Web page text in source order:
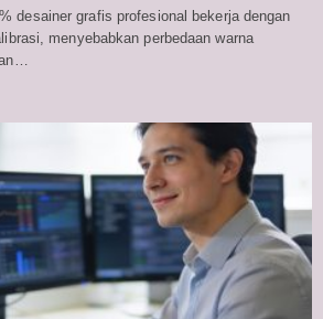
desainer grafis profesional bekerja dengan
menyebabkan perbedaan warna